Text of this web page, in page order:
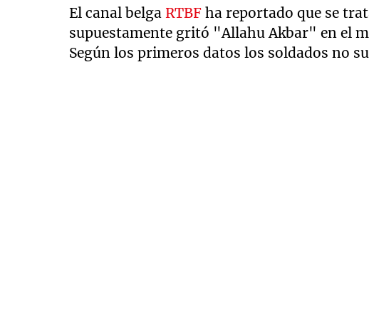
El canal belga RTBF ha reportado que se
supuestamente gritó "Allahu Akbar" en el
Según los primeros datos los soldados no